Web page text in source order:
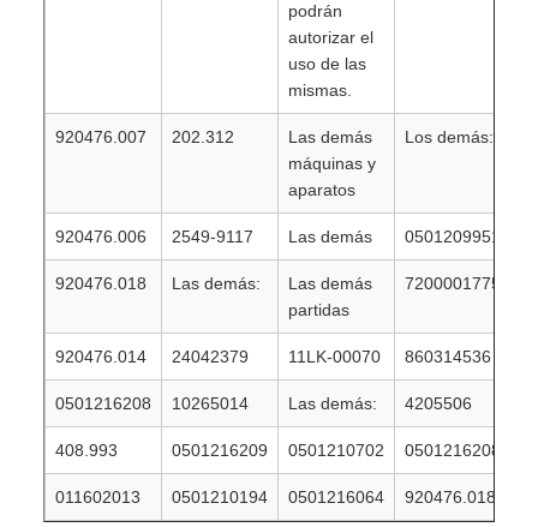
podrán
autorizar el
uso de las
mismas.
920476.007 202.312
Las demás
máquinas y
aparatos
Los demás:
920476.006 2549-9117 Las demás 0501209951
920476.018 Las demás:
Las demás
partidas
7200001775
920476.014 24042379 11LK-00070 860314536
0501216208 10265014 Las demás: 4205506
408.993 0501216209 0501210702 0501216208
011602013 0501210194 0501216064 920476.018